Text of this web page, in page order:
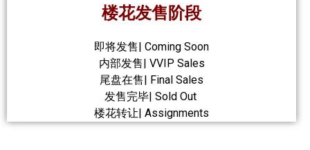
楼花发售阶段
即将发售| Coming Soon
内部发售| VVIP Sales
尾盘在售| Final Sales
发售完毕| Sold Out
楼花转让| Assignments